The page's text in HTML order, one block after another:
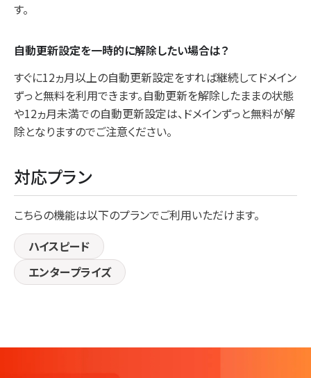
す。
自動更新設定を一時的に解除したい場合は？
すぐに12ヵ月以上の自動更新設定をすれば継続してドメイン
ずっと無料を利用できます。自動更新を解除したままの状態
や12ヵ月未満での自動更新設定は、ドメインずっと無料が解
除となりますのでご注意ください。
対応プラン
こちらの機能は以下のプランでご利用いただけます。
ハイスピード
エンタープライズ